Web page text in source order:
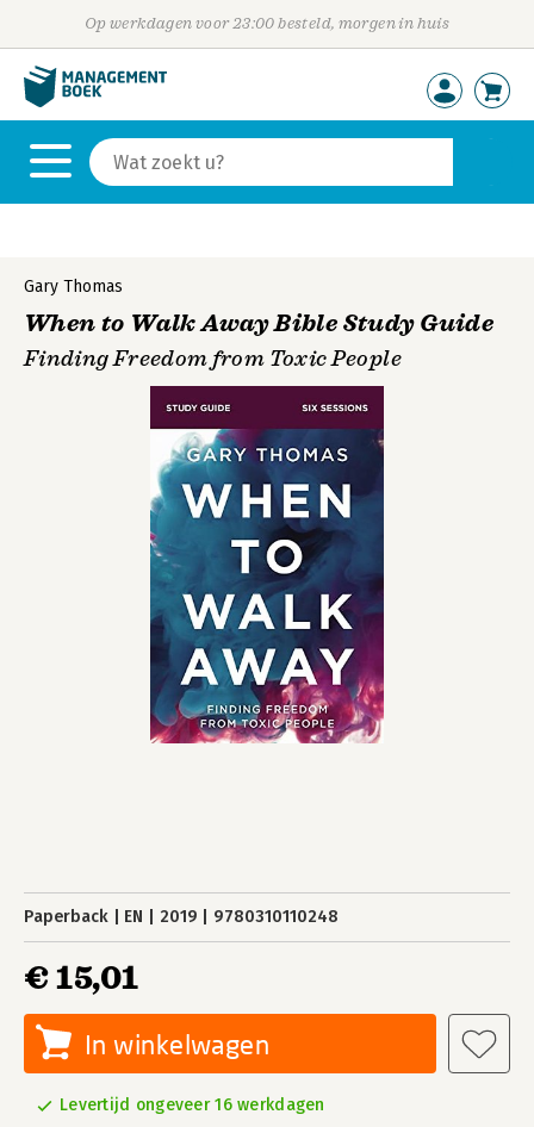
Op werkdagen voor 23:00 besteld, morgen in huis
Gary Thomas
When to Walk Away Bible Study Guide
Finding Freedom from Toxic People
Paperback EN 2019 9780310110248
€ 15,01
In winkelwagen
Levertijd ongeveer 16 werkdagen